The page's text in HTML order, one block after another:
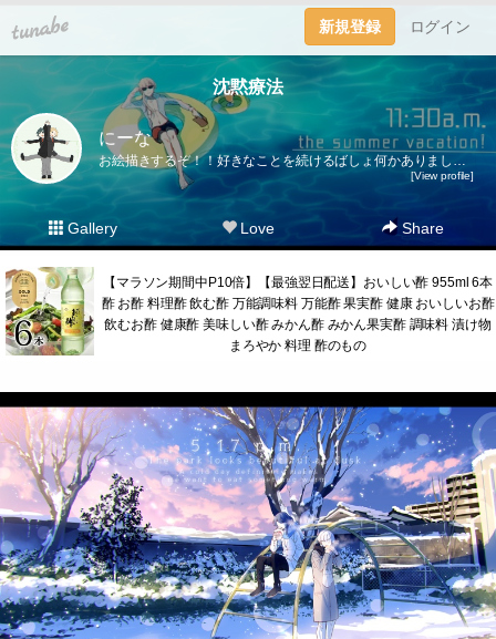
tuna.be 新規登録 ログイン
沈黙療法
にーな
お絵描きするぞ！！好きなことを続けるばしょ何かありましたら下記の方へお願い致します！ご質問ボックス(https://peing.net/ja/harapekopeko)
[View profile]
Gallery Love Share
【マラソン期間中P10倍】【最強翌日配送】おいしい酢 955ml 6本
酢 お酢 料理酢 飲む酢 万能調味料 万能酢 果実酢 健康 おいしいお酢
飲むお酢 健康酢 美味しい酢 みかん酢 みかん果実酢 調味料 漬け物
まろやか 料理 酢のもの